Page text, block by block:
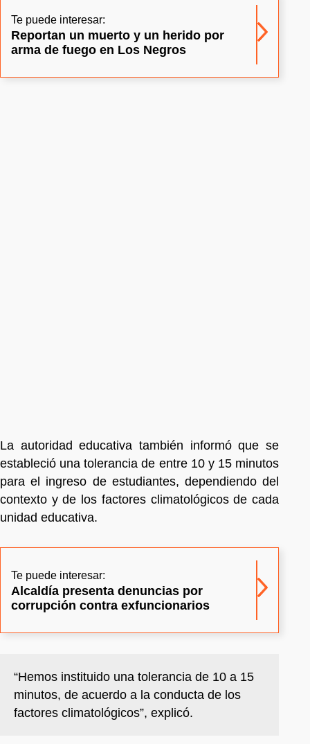
Te puede interesar:
Reportan un muerto y un herido por
arma de fuego en Los Negros
La autoridad educativa también informó que se
estableció una tolerancia de entre 10 y 15 minutos
para el ingreso de estudiantes, dependiendo del
contexto y de los factores climatológicos de cada
unidad educativa.
Te puede interesar:
Alcaldía presenta denuncias por
corrupción contra exfuncionarios
“Hemos instituido una tolerancia de 10 a 15
minutos, de acuerdo a la conducta de los
factores climatológicos”, explicó.